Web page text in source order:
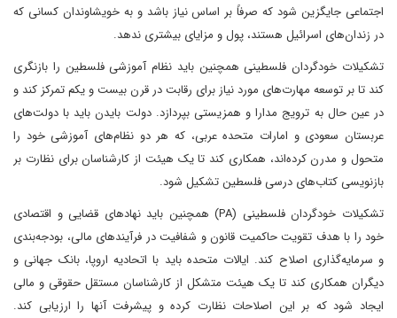
اجتماعی جایگزین شود که صرفاً بر اساس نیاز باشد و به خویشاوندان کسانی که
در زندان‌های اسرائیل هستند، پول و مزایای بیشتری ندهد.
تشکیلات خودگردان فلسطینی همچنین باید نظام آموزشی فلسطین را بازنگری
کند تا بر توسعه مهارت‌های مورد نیاز برای رقابت در قرن بیست و یکم تمرکز کند و
در عین حال به ترویج مدارا و همزیستی بپردازد. دولت بایدن باید با دولت‌های
عربستان سعودی و امارات متحده عربی، که هر دو نظام‌های آموزشی خود را
متحول و مدرن کرده‌اند، همکاری کند تا یک هیئت از کارشناسان برای نظارت بر
بازنویسی کتاب‌های درسی فلسطین تشکیل شود.
تشکیلات خودگردان فلسطینی (PA) همچنین باید نهادهای قضایی و اقتصادی
خود را با هدف تقویت حاکمیت قانون و شفافیت در فرآیندهای مالی، بودجه‌بندی
و سرمایه‌گذاری اصلاح کند. ایالات متحده باید با اتحادیه اروپا، بانک جهانی و
دیگران همکاری کند تا یک هیئت متشکل از کارشناسان مستقل حقوقی و مالی
ایجاد شود که بر این اصلاحات نظارت کرده و پیشرفت آنها را ارزیابی کند.